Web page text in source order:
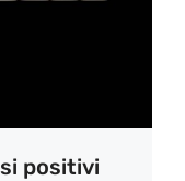
positivi